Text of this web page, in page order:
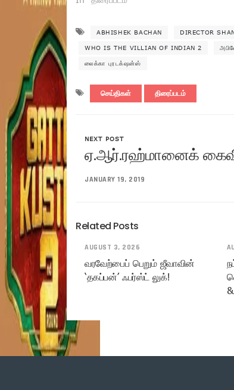
ABHISHEK BACHAN DIRECTOR
WHO IS THE VILLIAN OF INDIAN 2
லைக்கா புரடக்‌ஷன்ஸ்
செய்திகள் திரைப்படம்
NEXT POST
ஏ.ஆர்.ரஹ்மானைக்
JANUARY 19, 2019
Related Posts
AUGUST 3, 2026
வரவேற்பைப் பெறும் ஜீவாவின்
‘தகப்பன்’ ஃபர்ஸ்ட் லுக்!